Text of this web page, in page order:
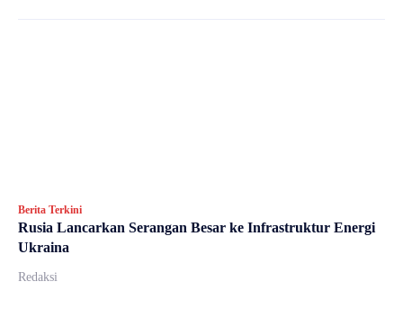
Berita Terkini
Rusia Lancarkan Serangan Besar ke Infrastruktur Energi
Ukraina
Redaksi